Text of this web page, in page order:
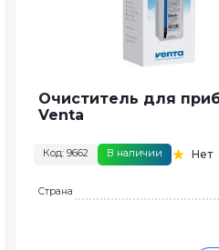
Очиститель для
Venta
Код: 9662 В наличии Нет
Страна